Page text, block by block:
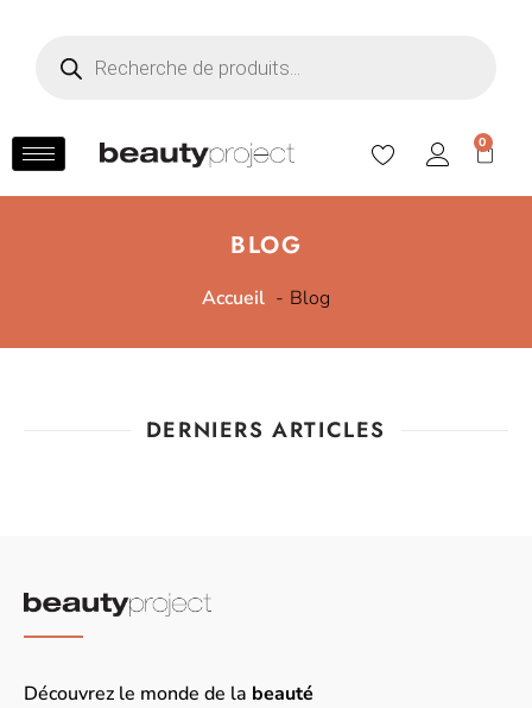
0
BLOG
Accueil Blog
DERNIERS ARTICLES
Découvrez le monde de la beauté